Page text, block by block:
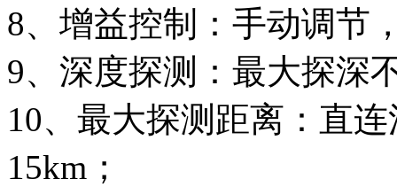
8、增益控制：手动调节
9、深度探测：最大探深
10、最大探测距离：直
15km；